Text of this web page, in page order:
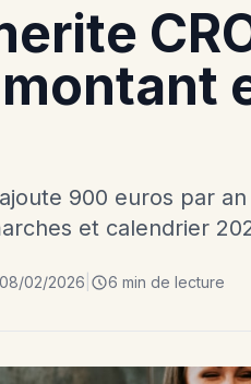
900 euros par
et calendrier
08/02/2026 6 min de lecture